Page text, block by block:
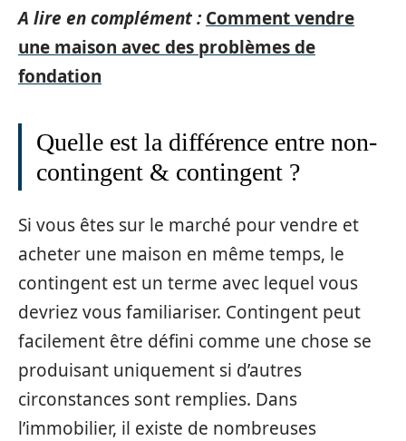
A lire en complément : Comment vendre
une maison avec des problèmes de
fondation
Quelle est la différence entre non-
contingent & contingent ?
Si vous êtes sur le marché pour vendre et
acheter une maison en même temps, le
contingent est un terme avec lequel vous
devriez vous familiariser. Contingent peut
facilement être défini comme une chose se
produisant uniquement si d’autres
circonstances sont remplies. Dans
l’immobilier, il existe de nombreuses